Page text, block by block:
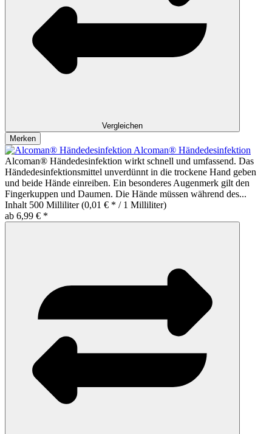
Vergleichen
Merken
Alcoman® Händedesinfektion
Alcoman® Händedesinfektion wirkt schnell und umfassend. Das
Händedesinfektionsmittel unverdünnt in die trockene Hand geben
und beide Hände einreiben. Ein besonderes Augenmerk gilt den
Fingerkuppen und Daumen. Die Hände müssen während des...
Inhalt 500 Milliliter(0,01 € * / 1 Milliliter)
ab 6,99 € *